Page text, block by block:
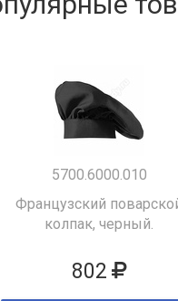
5700.6000.010
Французский
колпак, черный.
802